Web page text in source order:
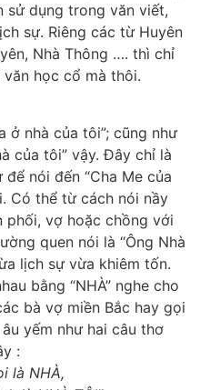
sử dụng trong văn viết,
sự. Riêng các từ Huyên
Nhà Thông …. thì chỉ
học cổ mà thôi.
nhà của tôi”; cũng như
của tôi” vậy. Đây chỉ là
nói đến “Cha Me của
Có thể từ cách nói nầy
phối, vợ hoặc chồng với
quen nói là “Ông Nhà
lịch sự vừa khiêm tốn.
bằng “NHÀ” nghe cho
bà vợ miền Bắc hay gọi
yếm như hai câu thơ
:
là NHÀ,